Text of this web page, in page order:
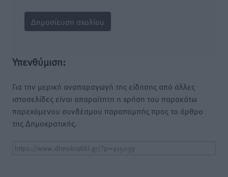
Υπενθύμιση:
Για την μερική αναπαραγωγή της είδησης από άλλες
ιστοσελίδες είναι απαραίτητη η χρήση του παρακάτω
παρεχόμενου συνδέσμου παραπομπής προς το άρθρο
της Δημοκρατικής.